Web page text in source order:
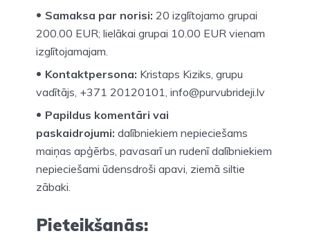
Samaksa par norisi: 20 izglītojamo grupai
200.00 EUR; lielākai grupai 10.00 EUR vienam
izglītojamajam.
Kontaktpersona: Kristaps Kiziks, grupu
vadītājs, +371 20120101, info@purvubrideji.lv
Papildus komentāri vai
paskaidrojumi: dalībniekiem nepieciešams
maiņas apģērbs, pavasarī un rudenī dalībniekiem
nepieciešami ūdensdroši apavi, ziemā siltie
zābaki.
Pieteikšanās: